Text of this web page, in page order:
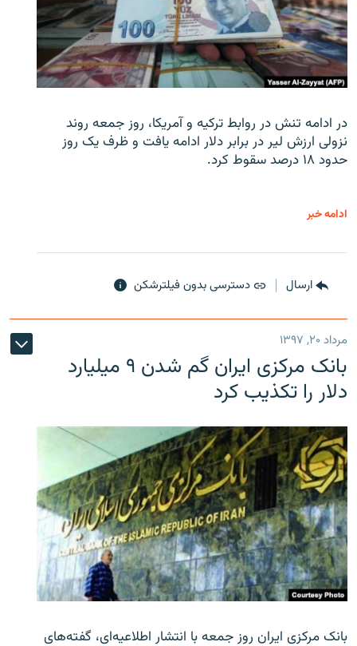
در ادامه تنش در روابط ترکیه و آمریکا، روز جمعه روند
نزولی ارزش لیر در برابر دلار ادامه یافت و ظرف یک روز
حدود ۱۸ درصد سقوط کرد.
ادامه خبر
ارسال دسترسی بدون فیلترشکن
مرداد ۲۰, ۱۳۹۷
بانک مرکزی ایران گم شدن ۹ میلیارد
دلار را تکذیب کرد
بانک مرکزی ایران روز جمعه با انتشار اطلاعیه‌ای، گفته‌های